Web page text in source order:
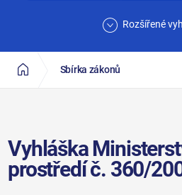
Rozšířené
Sbírka zákonů
Vyhláška
prostředí č. 360/